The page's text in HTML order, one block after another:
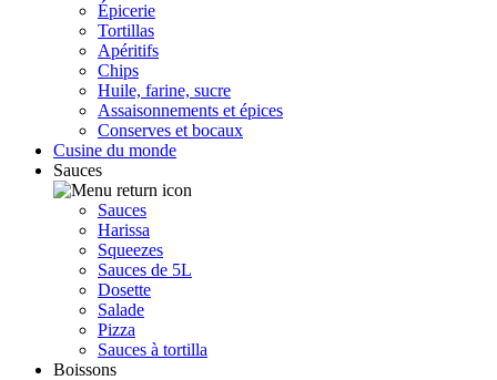
Épicerie
Tortillas
Apéritifs
Chips
Huile, farine, sucre
Assaisonnements et épices
Conserves et bocaux
Cusine du monde
Sauces
Sauces
Harissa
Squeezes
Sauces de 5L
Dosette
Salade
Pizza
Sauces à tortilla
Boissons